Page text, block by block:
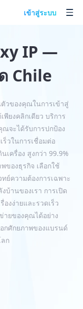
เข้าสู่ระบบ
IP —
Chile
วของคุณในการเข้าสู่
พียงคลิกเดียว บริการ
จะได้รับการปกป้อง
วในการเชื่อมต่อ
เครื่อง สูงกว่า 99.9%
ของธุรกิจ เลือกใช้
ย์ความต้องการเฉพาะ
านของเรา การเปิด
องง่ายและรวดเร็ว
ายของคุณได้อย่าง
อกศักยภาพของแบรนด์
ก